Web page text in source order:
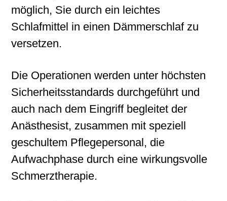
möglich, Sie durch ein leichtes
Schlafmittel in einen Dämmerschlaf zu
versetzen.
Die Operationen werden unter höchsten
Sicherheitsstandards durchgeführt und
auch nach dem Eingriff begleitet der
Anästhesist, zusammen mit speziell
geschultem Pflegepersonal, die
Aufwachphase durch eine wirkungsvolle
Schmerztherapie.